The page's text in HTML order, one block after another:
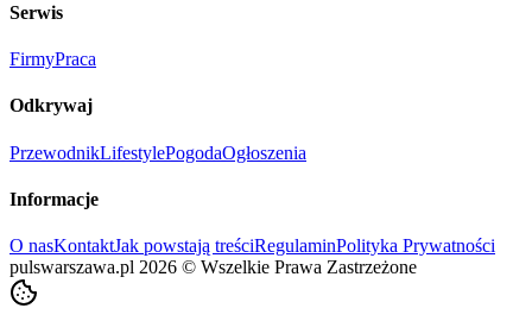
Serwis
FirmyPraca
Odkrywaj
PrzewodnikLifestylePogodaOgłoszenia
Informacje
O nasKontaktJak powstają treściRegulaminPolityka Prywatności
pulswarszawa.pl 2026 © Wszelkie Prawa Zastrzeżone